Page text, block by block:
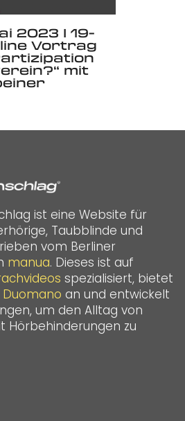
2023 I 19-
Vortrag
mit
ist eine Website für
Taubblinde und
vom Berliner
manua. Dieses ist auf
spezialisiert, bietet
Duomano an und entwickelt
um den Alltag von
Hörbehinderungen zu